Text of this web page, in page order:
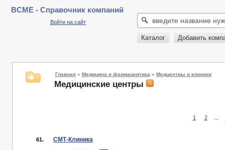
BCME - Справочник компаний
Войти на сайт
Каталог Добавить
Главная » Медицина и фармацевтика » Медцентры и клиники
Медицинские центры
1 2
61. СМТ-Клиника